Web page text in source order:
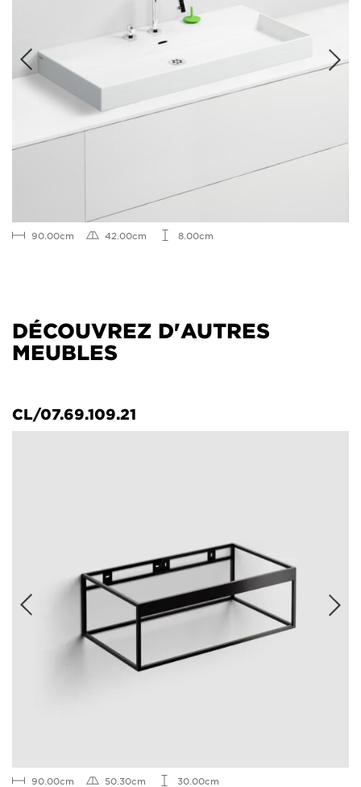
90.00cm 42.00cm 8.00cm
DÉCOUVREZ D'AUTRES
MEUBLES
CL/07.69.109.21
90.00cm 50.30cm 30.00cm